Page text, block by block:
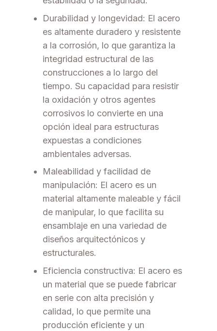
Durabilidad y longevidad: El acero
es altamente duradero y resistente
a la corrosión, lo que garantiza la
integridad estructural de las
construcciones a lo largo del
tiempo. Su capacidad para resistir
la oxidación y otros agentes
corrosivos lo convierte en una
opción ideal para estructuras
expuestas a condiciones
ambientales adversas.
Maleabilidad y facilidad de
manipulación: El acero es un
material altamente maleable y fácil
de manipular, lo que facilita su
ensamblaje en una variedad de
diseños arquitectónicos y
estructurales.
Eficiencia constructiva: El acero es
un material que se puede fabricar
en serie con alta precisión y
calidad, lo que permite una
producción eficiente y un